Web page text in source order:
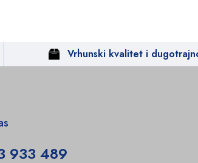
Vrhunski kvalitet i
933 489